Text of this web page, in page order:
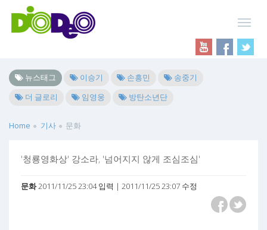
뉴스태그 이승기 손흥민
송중기
더 글로리
임영웅 방탄소년단
Home 기사 문화
'청룡영화상' 강소라, '넘어지지 않게 조심조심'
문화2011/11/25 23:04 입력 | 2011/11/25 23:07 수정